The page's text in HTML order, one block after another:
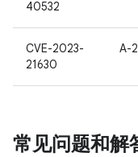
40532
CVE-2023-
21630
A-
常见问题和解